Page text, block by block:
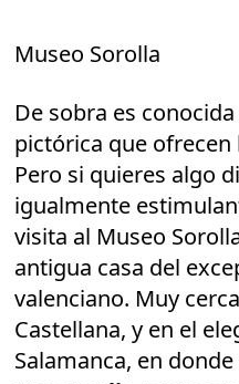
Museo Sorolla
De sobra es
pictórica que
Pero si quieres algo
igualmente
visita al Museo
antigua casa del
valenciano. Muy
Castellana, y en el
Salamanca, en